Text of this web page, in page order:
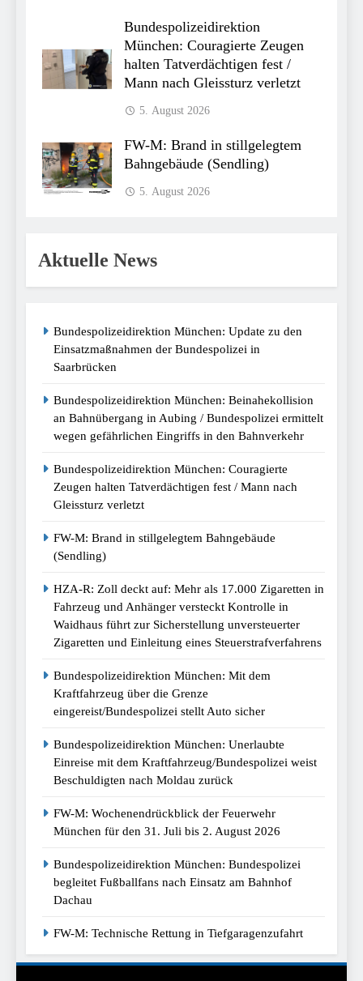
Bundespolizeidirektion
München: Couragierte Zeugen
halten Tatverdächtigen fest /
Mann nach Gleissturz verletzt
5. August 2026
FW-M: Brand in stillgelegtem
Bahngebäude (Sendling)
5. August 2026
Aktuelle News
Bundespolizeidirektion München: Update zu den
Einsatzmaßnahmen der Bundespolizei in
Saarbrücken
Bundespolizeidirektion München: Beinahekollision
an Bahnübergang in Aubing / Bundespolizei ermittelt
wegen gefährlichen Eingriffs in den Bahnverkehr
Bundespolizeidirektion München: Couragierte
Zeugen halten Tatverdächtigen fest / Mann nach
Gleissturz verletzt
FW-M: Brand in stillgelegtem Bahngebäude
(Sendling)
HZA-R: Zoll deckt auf: Mehr als 17.000 Zigaretten in
Fahrzeug und Anhänger versteckt Kontrolle in
Waidhaus führt zur Sicherstellung unversteuerter
Zigaretten und Einleitung eines Steuerstrafverfahrens
Bundespolizeidirektion München: Mit dem
Kraftfahrzeug über die Grenze
eingereist/Bundespolizei stellt Auto sicher
Bundespolizeidirektion München: Unerlaubte
Einreise mit dem Kraftfahrzeug/Bundespolizei weist
Beschuldigten nach Moldau zurück
FW-M: Wochenendrückblick der Feuerwehr
München für den 31. Juli bis 2. August 2026
Bundespolizeidirektion München: Bundespolizei
begleitet Fußballfans nach Einsatz am Bahnhof
Dachau
FW-M: Technische Rettung in Tiefgaragenzufahrt